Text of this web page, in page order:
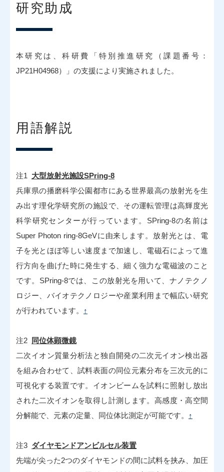
DOI番号
研究助成
本研究は、科研費「特別推進研究（課題番号：
JP21H04968）」の支援により実施されました。
用語解説
注1 大型放射光施設SPring-8
兵庫県の播磨科学公園都市にある世界最高の放射光を生
み出す理化学研究所の施設で、その運転管理は高輝度光
科学研究センターが行っています。SPring-8の名前は
Super Photon ring-8GeVに由来します。放射光とは、電
子を光とほぼ等しい速度まで加速し、電磁石によって進
行方向を曲げた時に発生する、細く強力な電磁波のこと
です。SPring-8では、この放射光を用いて、ナノテクノ
ロジー、バイオテクノロジーや産業利用まで幅広い研究
が行われています。
↑
注2
同位体顕微鏡
二次イオン質量分析法と独自開発の二次元イオン検出器
を組み合わせて、試料表面の同位元素分布を三次元的に
可視化する装置です。イオンビームを試料に照射し放出
された二次イオンを取得し計測します。高感度・高空間
分解能で、元素の定量、同位体比測定が可能です。
↑
注3 ダイヤモンドアンビルセル装置
先端が尖った2つのダイヤモンドの間に試料を挟み、加圧